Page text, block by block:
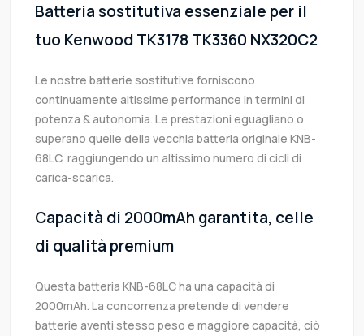
Batteria sostitutiva essenziale per il
tuo Kenwood TK3178 TK3360 NX320C2
Le nostre batterie sostitutive forniscono
continuamente altissime performance in termini di
potenza & autonomia. Le prestazioni eguagliano o
superano quelle della vecchia batteria originale KNB-
68LC, raggiungendo un altissimo numero di cicli di
carica-scarica.
Capacità di 2000mAh garantita, celle
di qualità premium
Questa batteria KNB-68LC ha una capacità di
2000mAh. La concorrenza pretende di vendere
batterie aventi stesso peso e maggiore capacità, ciò